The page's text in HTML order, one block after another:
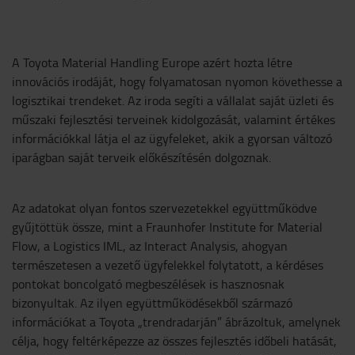
A Toyota Material Handling Europe azért hozta létre
innovációs irodáját, hogy folyamatosan nyomon követhesse a
logisztikai trendeket. Az iroda segíti a vállalat saját üzleti és
műszaki fejlesztési terveinek kidolgozását, valamint értékes
információkkal látja el az ügyfeleket, akik a gyorsan változó
iparágban saját terveik előkészítésén dolgoznak.
Az adatokat olyan fontos szervezetekkel együttműködve
gyűjtöttük össze, mint a Fraunhofer Institute for Material
Flow, a Logistics IML, az Interact Analysis, ahogyan
természetesen a vezető ügyfelekkel folytatott, a kérdéses
pontokat boncolgató megbeszélések is hasznosnak
bizonyultak. Az ilyen együttműködésekből származó
információkat a Toyota „trendradarján” ábrázoltuk, amelynek
célja, hogy feltérképezze az összes fejlesztés időbeli hatását,